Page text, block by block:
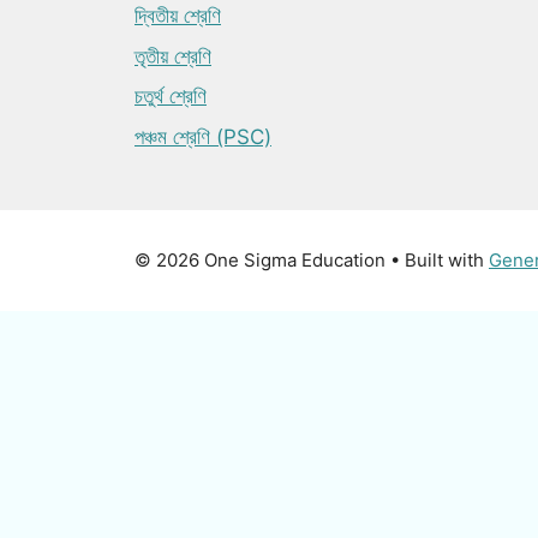
দ্বিতীয় শ্রেণি
তৃতীয় শ্রেণি
চতুর্থ শ্রেণি
পঞ্চম শ্রেণি (PSC)
© 2026 One Sigma Education • Built with